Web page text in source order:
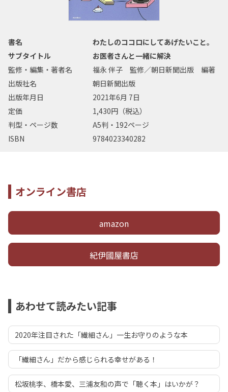
書名
わたしのココロにしてあげたいこと。
サブタイトル
お医者さんと一緒に解決
監修・編集・著者名
福永 伴子 監修／朝日新聞出版 編著
出版社名
朝日新聞出版
出版年月日
2021年6月 7日
定価
1,430円（税込）
判型・ページ数
A5判・192ページ
ISBN
9784023340282
オンライン書店
amazon
紀伊國屋書店
あわせて読みたい記事
2020年注目された「繊細さん」一生お守りのような本
「繊細さん」だから感じられる幸せがある！
松坂桃李、橋本愛、三浦友和の声で「聴く本」はいかが？